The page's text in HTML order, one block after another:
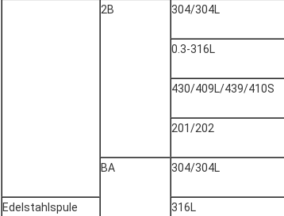
2B
304/304L
0.3-316L
430/409L/439/410S
201/202
BA
304/304L
Edelstahlspule
316L